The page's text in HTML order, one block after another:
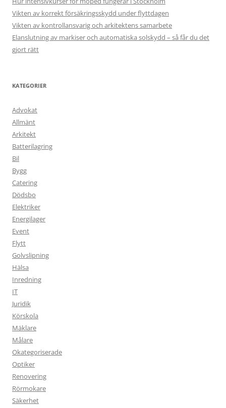
Vikten av korrekt försäkringsskydd under flyttdagen
Vikten av kontrollansvarig och arkitektens samarbete
Elanslutning av markiser och automatiska solskydd – så får du det
gjort rätt
KATEGORIER
Advokat
Allmänt
Arkitekt
Batterilagring
Bil
Bygg
Catering
Dödsbo
Elektriker
Energilager
Event
Flytt
Golvslipning
Hälsa
Inredning
IT
Juridik
Körskola
Mäklare
Målare
Okategoriserade
Optiker
Renovering
Rörmokare
Säkerhet